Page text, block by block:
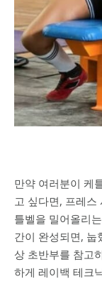
만약 여러분이 케
고 싶다면, 프레스
틀벨을 밀어올리
간이 완성되면, 눕
상 초반부를 참고
하게 레이백 테크